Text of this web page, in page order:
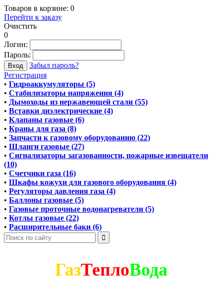
Товаров в корзине: 0
Перейти к заказу
Очистить
0
Логин:
Пароль:
Забыл пароль?
Регистрация
• Гидроаккумуляторы (5)
• Стабилизаторы напряжения (4)
• Дымоходы из нержавеющей стали (55)
• Вставки диэлектрические (4)
• Клапаны газовые (6)
• Краны для газа (8)
• Запчасти к газовому оборудованию (22)
• Шланги газовые (27)
• Сигнализаторы загазованности, пожарные извещатели
(10)
• Счетчики газа (16)
• Шкафы кожухи для газового оборудования (4)
• Регуляторы давления газа (4)
• Баллоны газовые (5)
• Газовые проточные водонагреватели (5)
• Котлы газовые (22)
• Расширительные баки (6)
ГазТеплоВода